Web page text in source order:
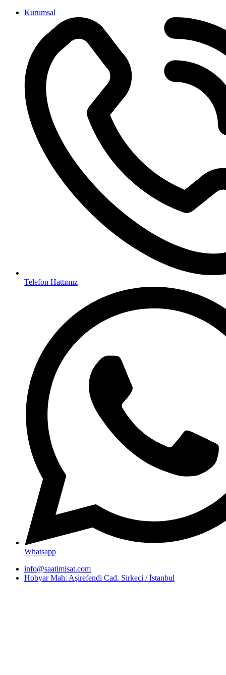
İçeriğeKurumsal
Telefon Hattımız
Whatsapp
info@saatimisat.com
Hobyar Mah. Aşirefendi Cad. Sirkeci / İstanbul